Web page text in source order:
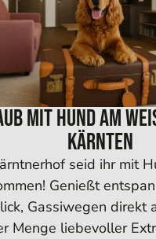
mit Hund am
Kärnten
seid ihr mit
Genießt
Gassiwegen direkt
Menge liebevoller